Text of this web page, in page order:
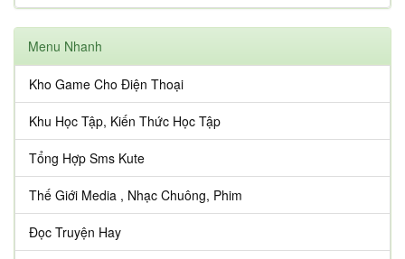
Menu Nhanh
Kho Game Cho Điện Thoại
Khu Học Tập, Kiến Thức Học Tập
Tổng Hợp Sms Kute
Thế Giới Media , Nhạc Chuông, Phim
Đọc Truyện Hay